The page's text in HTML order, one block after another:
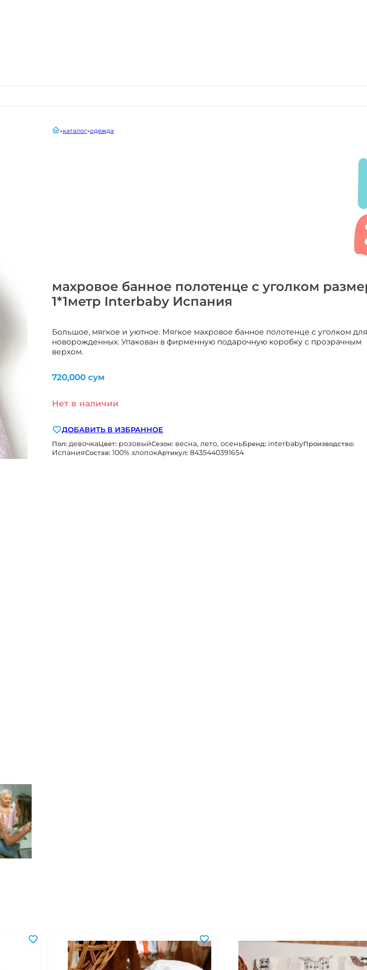
махровое банное полотенце с уголком
1*1метр Interbaby Испания
Большое, мягкое и уютное. Мягкое махровое банное полотенце с уголком для
новорожденных. Упакован в фирменную подарочную коробку с прозрачным
верхом.
главнаякаталог одежда
720,000 сум
Нет в наличии
ДОБАВИТЬ В ИЗБРАННОЕ
Пол: девочкаЦвет: розовыйСезон: весна, лето, осеньБренд: interbabyПроизводство:
ИспанияСостав: 100% хлопокАртикул: 8435440391654